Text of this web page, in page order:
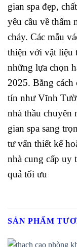
gian spa đẹp,
yêu cầu về thẩm
cháy. Các mẫu
thiện với vật liệu
những lựa chọn
2025. Bằng
tín như Vĩnh
nhà thầu chuyên
gian spa sang
tư vấn thiết kế
nhà cung cấp uy
quả tối ưu
SẢN PHẨM